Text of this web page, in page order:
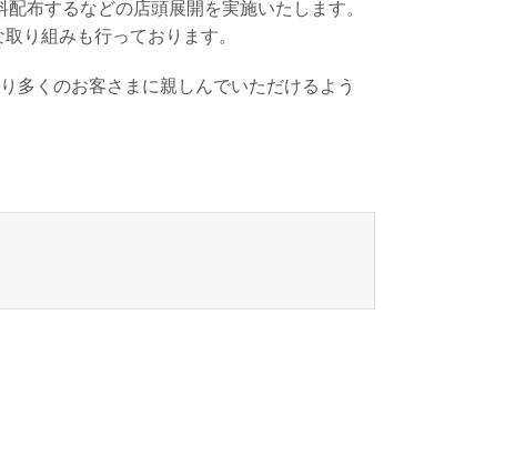
布するなどの店頭展開を実施いたします。
り組みも行っております。
多くのお客さまに親しんでいただけるよう